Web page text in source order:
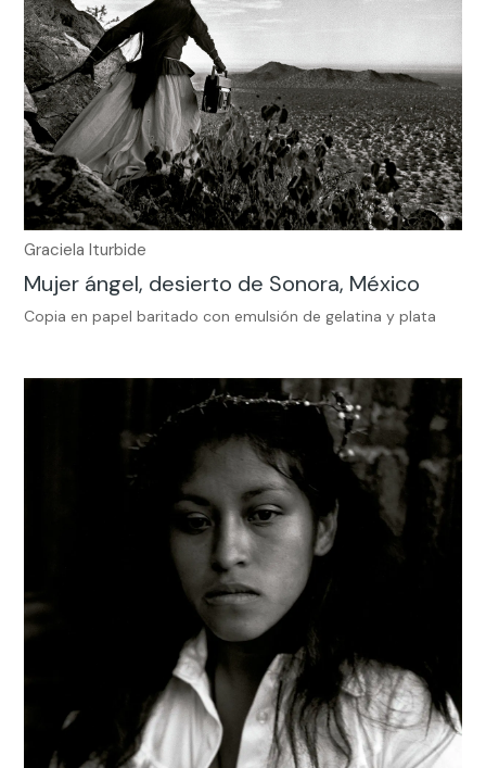
Graciela Iturbide
Mujer ángel, desierto de Sonora, México
Copia en papel baritado con emulsión de gelatina y plata